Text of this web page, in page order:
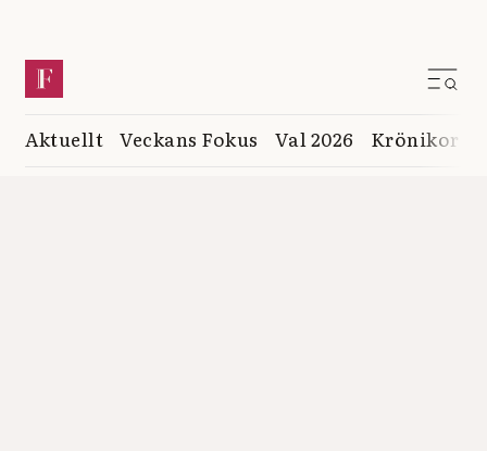
Aktuellt Veckans Fokus Val 2026 Krönikor